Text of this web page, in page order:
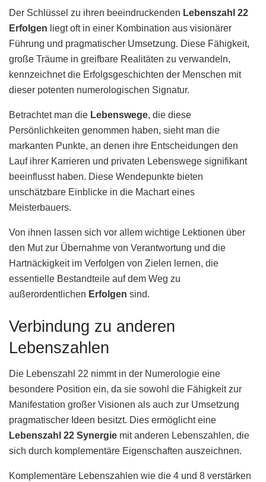
Der Schlüssel zu ihren beeindruckenden Lebenszahl 22
Erfolgen liegt oft in einer Kombination aus visionärer
Führung und pragmatischer Umsetzung. Diese Fähigkeit,
große Träume in greifbare Realitäten zu verwandeln,
kennzeichnet die Erfolgsgeschichten der Menschen mit
dieser potenten numerologischen Signatur.
Betrachtet man die Lebenswege, die diese
Persönlichkeiten genommen haben, sieht man die
markanten Punkte, an denen ihre Entscheidungen den
Lauf ihrer Karrieren und privaten Lebenswege signifikant
beeinflusst haben. Diese Wendepunkte bieten
unschätzbare Einblicke in die Machart eines
Meisterbauers.
Von ihnen lassen sich vor allem wichtige Lektionen über
den Mut zur Übernahme von Verantwortung und die
Hartnäckigkeit im Verfolgen von Zielen lernen, die
essentielle Bestandteile auf dem Weg zu
außerordentlichen Erfolgen sind.
Verbindung zu anderen
Lebenszahlen
Die Lebenszahl 22 nimmt in der Numerologie eine
besondere Position ein, da sie sowohl die Fähigkeit zur
Manifestation großer Visionen als auch zur Umsetzung
pragmatischer Ideen besitzt. Dies ermöglicht eine
Lebenszahl 22 Synergie mit anderen Lebenszahlen, die
sich durch komplementäre Eigenschaften auszeichnen.
Komplementäre Lebenszahlen wie die 4 und 8 verstärken